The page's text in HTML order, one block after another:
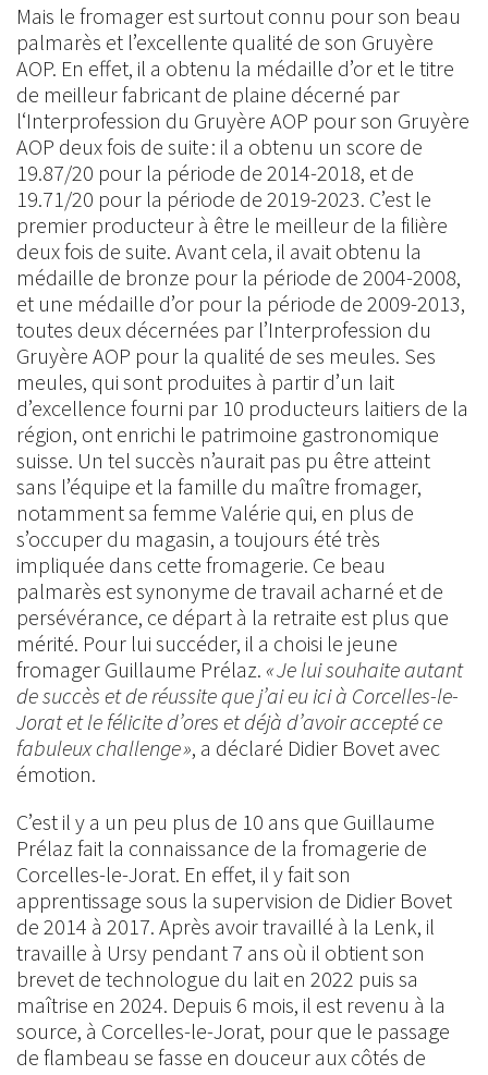
Mais le fromager est surtout connu pour son beau
palmarès et l’excellente qualité de son Gruyère
AOP. En effet, il a obtenu la médaille d’or et le titre
de meilleur fabricant de plaine décerné par
l‘Interprofession du Gruyère AOP pour son Gruyère
AOP deux fois de suite : il a obtenu un score de
19.87/20 pour la période de 2014-2018, et de
19.71/20 pour la période de 2019-2023. C’est le
premier producteur à être le meilleur de la filière
deux fois de suite. Avant cela, il avait obtenu la
médaille de bronze pour la période de 2004-2008,
et une médaille d’or pour la période de 2009-2013,
toutes deux décernées par l’Interprofession du
Gruyère AOP pour la qualité de ses meules. Ses
meules, qui sont produites à partir d’un lait
d’excellence fourni par 10 producteurs laitiers de la
région, ont enrichi le patrimoine gastronomique
suisse. Un tel succès n’aurait pas pu être atteint
sans l’équipe et la famille du maître fromager,
notamment sa femme Valérie qui, en plus de
s’occuper du magasin, a toujours été très
impliquée dans cette fromagerie. Ce beau
palmarès est synonyme de travail acharné et de
persévérance, ce départ à la retraite est plus que
mérité. Pour lui succéder, il a choisi le jeune
fromager Guillaume Prélaz. « Je lui souhaite autant
de succès et de réussite que j’ai eu ici à Corcelles-le-
Jorat et le félicite d’ores et déjà d’avoir accepté ce
fabuleux challenge », a déclaré Didier Bovet avec
émotion.
C’est il y a un peu plus de 10 ans que Guillaume
Prélaz fait la connaissance de la fromagerie de
Corcelles-le-Jorat. En effet, il y fait son
apprentissage sous la supervision de Didier Bovet
de 2014 à 2017. Après avoir travaillé à la Lenk, il
travaille à Ursy pendant 7 ans où il obtient son
brevet de technologue du lait en 2022 puis sa
maîtrise en 2024. Depuis 6 mois, il est revenu à la
source, à Corcelles-le-Jorat, pour que le passage
de flambeau se fasse en douceur aux côtés de